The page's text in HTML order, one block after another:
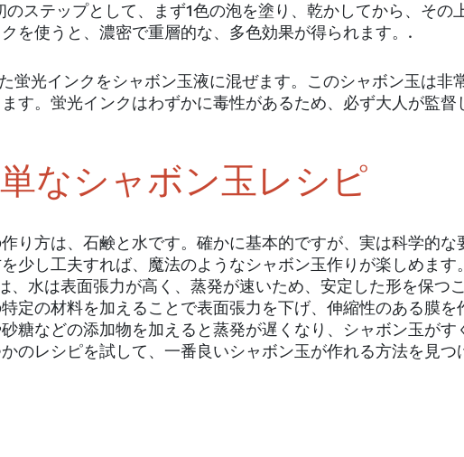
ステップとして、まず1色の泡を塗り、乾かしてから、その
を使うと、濃密で重層的な、多色効果が得られます。.
蛍光インクをシャボン玉液に混ぜます。このシャボン玉は非
す。蛍光インクはわずかに毒性があるため、必ず大人が監督
なシャボン玉レシピ
り方は、石鹸と水です。確かに基本的ですが、実は科学的な
少し工夫すれば、魔法のようなシャボン玉作りが楽しめます
、水は表面張力が高く、蒸発が速いため、安定した形を保つ
定の材料を加えることで表面張力を下げ、伸縮性のある膜を
糖などの添加物を加えると蒸発が遅くなり、シャボン玉がす
のレシピを試して、一番良いシャボン玉が作れる方法を見つ